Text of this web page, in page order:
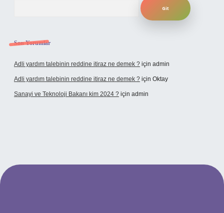
Son Yorumlar
Adli yardım talebinin reddine itiraz ne demek ? için admin
Adli yardım talebinin reddine itiraz ne demek ? için Oktay
Sanayi ve Teknoloji Bakanı kim 2024 ? için admin
giriş